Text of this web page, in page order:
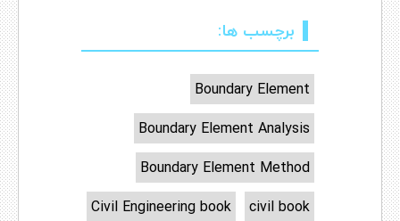
برچسب ها:
Boundary Element
Boundary Element Analysis
Boundary Element Method
civil book
Civil Engineering book